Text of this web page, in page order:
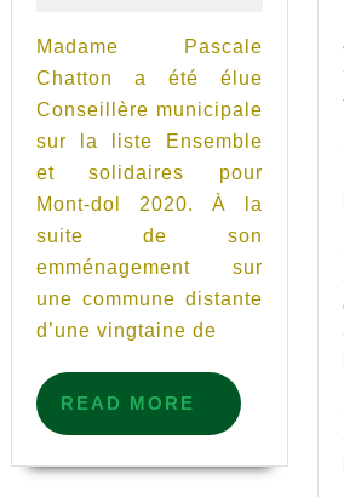
Chatton
pour
le
travail
accompli
Madame Pascale
Chatton a été élue
Conseillère municipale
sur la liste Ensemble
et solidaires pour
Mont-dol 2020. À la
suite de son
emménagement sur
une commune distante
d’une vingtaine de
READ MORE
READ
MORE